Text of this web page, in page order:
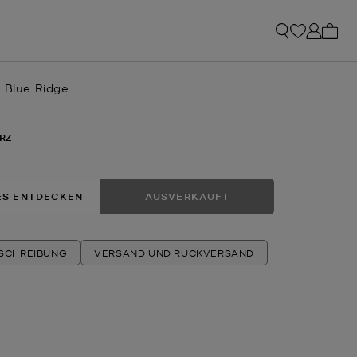
Blue Ridge
ENTDECKEN AUSVERKAUFT
VERSAND UND RÜCKVERSAND